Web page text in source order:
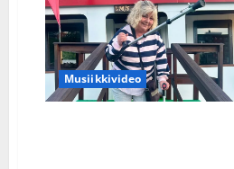
Musiikkivideo